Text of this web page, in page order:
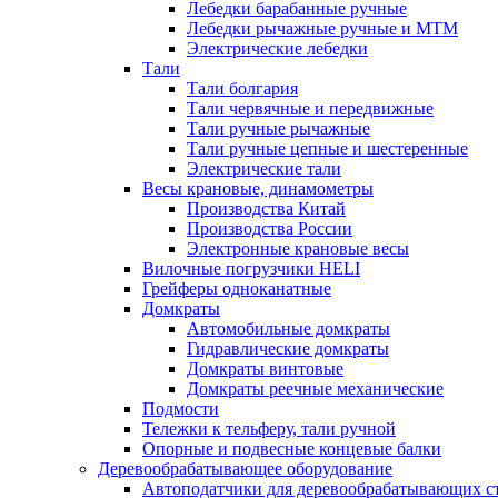
Лебедки барабанные ручные
Лебедки рычажные ручные и МТМ
Электрические лебедки
Тали
Тали болгария
Тали червячные и передвижные
Тали ручные рычажные
Тали ручные цепные и шестеренные
Электрические тали
Весы крановые, динамометры
Производства Китай
Производства России
Электронные крановые весы
Вилочные погрузчики HELI
Грейферы одноканатные
Домкраты
Автомобильные домкраты
Гидравлические домкраты
Домкраты винтовые
Домкраты реечные механические
Подмости
Тележки к тельферу, тали ручной
Опорные и подвесные концевые балки
Деревообрабатывающее оборудование
Автоподатчики для деревообрабатывающих